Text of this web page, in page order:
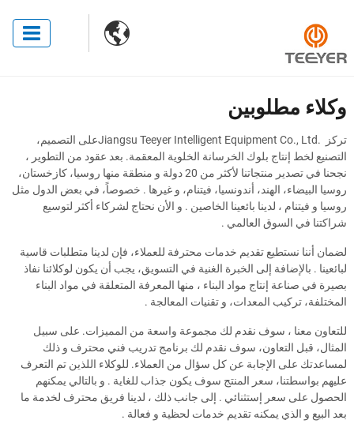

وكلاء مطلوبين
تركز Jiangsu Teeyer Intelligent Equipment Co., Ltd.على التصميم،
التصنيع لخط إنتاج بلوك الخرسانة الخلوية المعقمة. بعد عقود من التطوير ،
نجحنا في تصدير منتجاتنا لأكثر من 20 دولة و منطقة منها روسيا، كازخستان،
روسيا البيضاء، الهند، أندونسيا، فيتنام، و غيرها . خصوصاً، في بعض الدول مثل
روسيا و فيتنام ، لدينا بائعينا الخاصين . و الأن نحتاج لشركاء أكثر لتوسيع
شراكتنا في السوق العالمي .
لضمان أننا نستطيع تقديم خدمات محترفة للعملاء، فإن لدينا متطلبات قاسية
لبائعينا . بالإضافة إلى الخبرة الغنية في التسويق، يجب أن يكون لوكلائنا نفاذ
بصيرة في صناعة إنتاج مواد البناء ، منها المعرفة المتعلقة في مواد البناء
المختلفة، تركيب المعدات، و تقنيات المعالجة .
للتعاون معنا ، سوف نقدم لك مجموعة واسعة من المميزات. على سبيل
المثال، قبل التعاون، سوف نقدم لك برنامج تدريب فني محترف و ذلك
لمساعدتك على الإجابة عن كل سؤال من العملاء. للوكلاء اللذين تم التعرف
عليهم بواسطتنا، سعر المنتج سوف يكون جذاب للغاية . و بالتالي يمكنهم
الحصول على سعر إستثنائي . إلى جانب ذلك ، لدينا فريق محترف لخدمة ما
بعد البيع و الذي يمكنه تقديم خدمات لحظية و فعالة .